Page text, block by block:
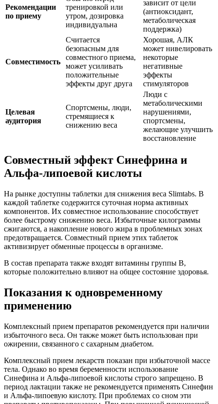
Рекомендации
по приему
тренировкой или
утром, дозировка
индивидуальна
зависит от цели
(антиоксидант,
метаболическая
поддержка)
Совместимость
Считается
безопасным для
совместного приема,
может усиливать
положительные
эффекты друг друга
Хорошая, АЛК
может нивелировать
некоторые
негативные
эффекты
стимуляторов
Целевая
аудитория
Спортсмены, люди,
стремящиеся к
снижению веса
Люди с
метаболическими
нарушениями,
спортсмены,
желающие улучшить
восстановление
Совместный эффект Синефрина и
Альфа-липоевой кислоты
На рынке доступны таблетки для снижения веса Slimtabs. В
каждой таблетке содержится суточная норма активных
компонентов. Их совместное использование способствует
более быстрому снижению веса. Избыточные килограммы
сжигаются, а накопление нового жира в проблемных зонах
предотвращается. Совместный прием этих таблеток
активизирует обменные процессы в организме.
В состав препарата также входят витамины группы B,
которые положительно влияют на общее состояние здоровья.
Показания к одновременному
применению
Комплексный прием препаратов рекомендуется при наличии
избыточного веса. Он также может быть использован при
ожирении, связанного с сахарным диабетом.
Комплексный прием лекарств показан при избыточной массе
тела. Однако во время беременности использование
Синефина и Альфа-липоевой кислоты строго запрещено. В
период лактации также не рекомендуется применять Синефин
и Альфа-липоевую кислоту. При проблемах со сном эти